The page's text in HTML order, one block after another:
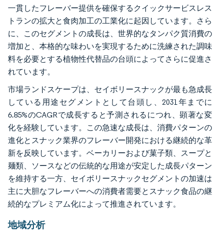
一貫したフレーバー提供を確保するクイックサービスレス
トランの拡大と食肉加工の工業化に起因しています。さら
に、このセグメントの成長は、世界的なタンパク質消費の
増加と、本格的な味わいを実現するために洗練された調味
料を必要とする植物性代替品の台頭によってさらに促進さ
れています。
市場ランドスケープは、セイボリースナックが最も急成長
している用途セグメントとして台頭し、2031年までに
6.85%のCAGRで成長すると予測されるにつれ、顕著な変
化を経験しています。この急速な成長は、消費パターンの
進化とスナック業界のフレーバー開発における継続的な革
新を反映しています。ベーカリーおよび菓子類、スープと
麺類、ソースなどの伝統的な用途が安定した成長パターン
を維持する一方、セイボリースナックセグメントの加速は
主に大胆なフレーバーへの消費者需要とスナック食品の継
続的なプレミアム化によって推進されています。
地域分析